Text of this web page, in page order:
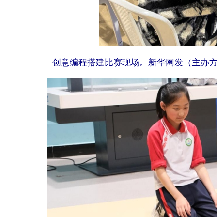
创意编程搭建比赛现场。新华网发（主办